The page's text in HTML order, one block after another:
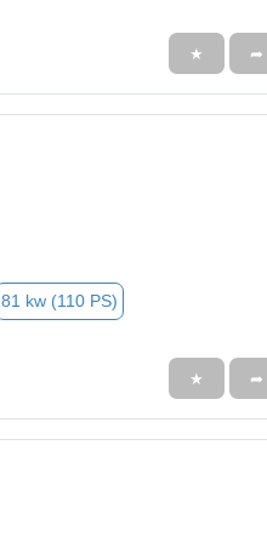
★ ➦
81 kw (110 PS)
★ ➦